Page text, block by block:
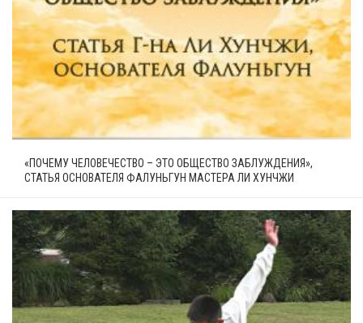
«ПОЧЕМУ ЧЕЛОВЕЧЕСТВО – ЭТО ОБЩЕСТВО ЗАБЛУЖДЕНИЯ»,
СТАТЬЯ ОСНОВАТЕЛЯ ФАЛУНЬГУН МАСТЕРА ЛИ ХУНЧЖИ